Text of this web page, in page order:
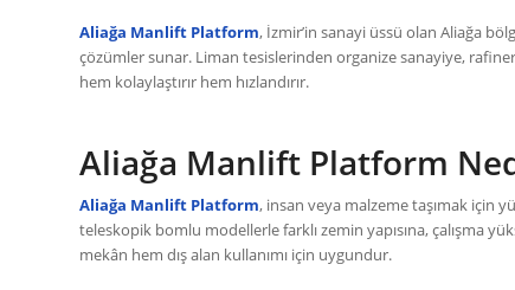
Aliağa Manlift Platform, İzmir’in sanayi üssü olan Aliağa
çözümler sunar. Liman tesislerinden organize sanayiye,
hem kolaylaştırır hem hızlandırır.
Aliağa Manlift Platform
Aliağa Manlift Platform, insan veya malzeme taşımak için
teleskopik bomlu modellerle farklı zemin yapısına, çalışma
mekân hem dış alan kullanımı için uygundur.